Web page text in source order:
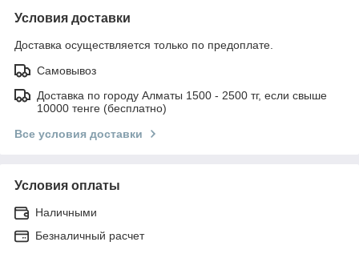
Условия доставки
Доставка осуществляется только по предоплате.
Самовывоз
Доставка по городу Алматы 1500 - 2500 тг, если свыше
10000 тенге (бесплатно)
Все условия доставки
Условия оплаты
Наличными
Безналичный расчет